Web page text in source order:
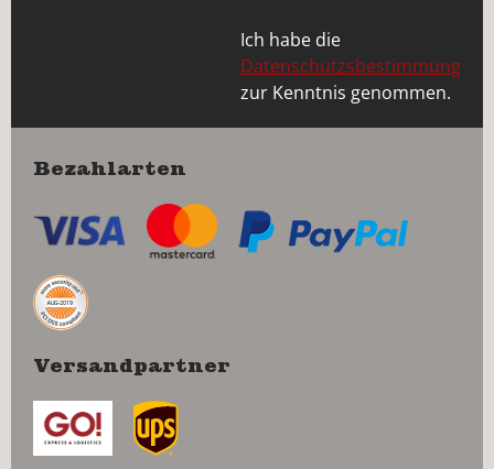
Ich habe die
Datenschutzsbestimmung
zur Kenntnis genommen.
Bezahlarten
Versandpartner